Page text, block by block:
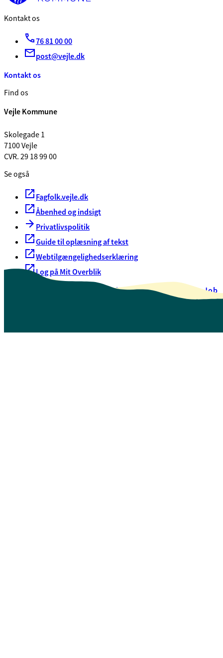
Kontakt os
76 81 00 00
post@vejle.dk
Kontakt os
Find os
Vejle Kommune
Skolegade 1
7100 Vejle
CVR. 29 18 99 00
Se også
Fagfolk.vejle.dk
Åbenhed og indsigt
Privatlivspolitik
Guide til oplæsning af tekst
Webtilgængelighedserklæring
Log på Mit Overblik
Oversigt over selvbetjeningJob